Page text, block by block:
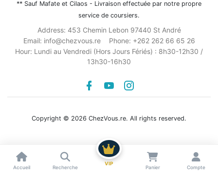
** Sauf Mafate et Cilaos - Livraison effectuée par notre propre
service de coursiers.
Address: 453 Chemin Lebon 97440 St André
Email: info@chezvous.re Phone: +262 262 66 65 26
Hour: Lundi au Vendredi (Hors Jours Fériés) : 8h30-12h30 /
13h30-16h30
Facebook
youtube
instagram
Copyright © 2026 ChezVous.re. All rights reserved.
Accueil Recherche
VIP
Panier Compte
Voir les résultats